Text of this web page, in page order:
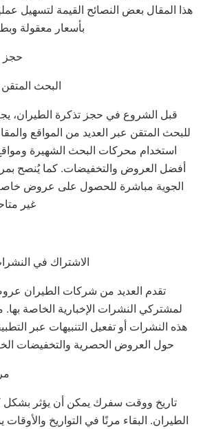
هذا المقال بعض النصائح القيمة لتسهيل
حجز
البحث المتقن
قبل الشروع في حجز تذكرة الطيران،
للبحث المتقن عبر العديد من المواقع
استخدام محركات البحث الشهيرة
أفضل العروض والتخفيضات. كما يُنصح
الجوية مباشرة للحصول على عروض
غير
الاشتراك في
تقدم العديد من شركات الطيران
لمشتركي النشرات الإخبارية الخاصة
هذه النشرات أو تفعيل التنبيهات عبر
حول العروض الحصرية والتخفيضات
تاريخ ووقت سفرك يمكن أن يؤثر بشكل
الطيران. البقاء مرنًا في التواريخ